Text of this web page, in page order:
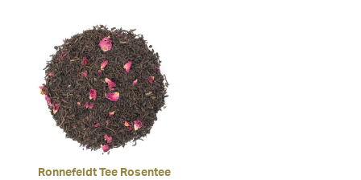
Ronnefeldt Tee Rosentee